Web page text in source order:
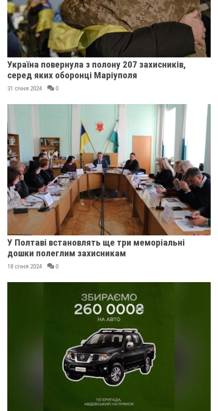
Україна повернула з полону 207 захисників,
серед яких оборонці Маріуполя
31 січня 2024 0
У Полтаві встановлять ще три меморіальні
дошки полеглим захисникам
18 січня 2024 0